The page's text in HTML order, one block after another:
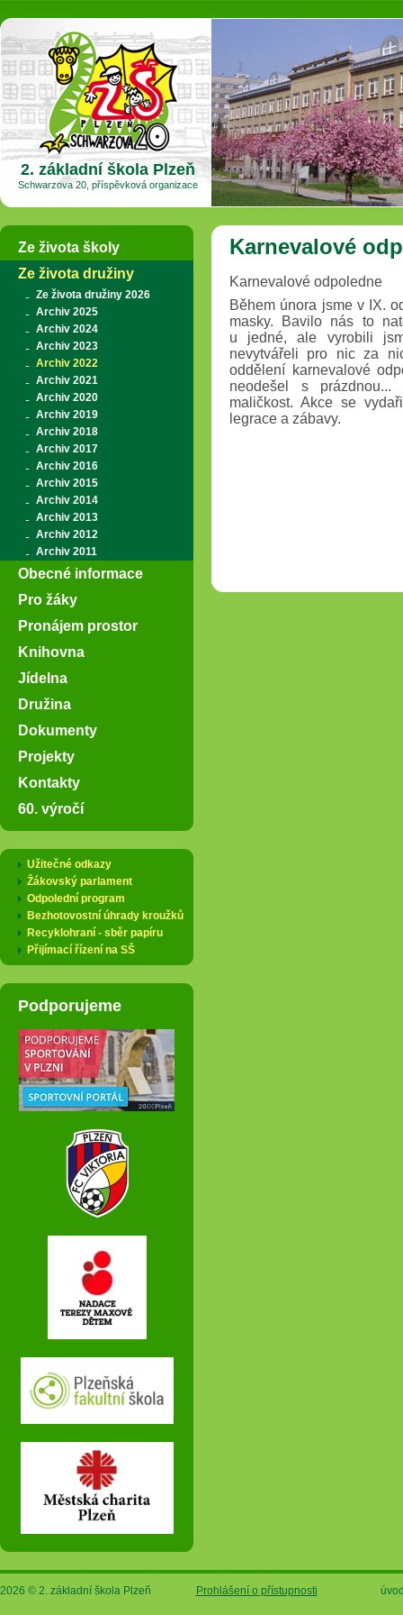
2. základní škola Plzeň
Schwarzova 20, příspěvková organizace
Karnevalové
Karnevalové odpoledne
Během února jsme v IX.
masky. Bavilo nás to
u jedné, ale vyrobili
nevytvářeli pro nic za
oddělení karnevalové
neodešel s
maličkost. Akce se
legrace a zábavy.
Ze života školy
Ze života družiny
Ze života družiny 2026
Archiv 2025
Archiv 2024
Archiv 2023
Archiv 2022
Archiv 2021
Archiv 2020
Archiv 2019
Archiv 2018
Archiv 2017
Archiv 2016
Archiv 2015
Archiv 2014
Archiv 2013
Archiv 2012
Archiv 2011
Obecné informace
Pro žáky
Pronájem prostor
Knihovna
Jídelna
Družina
Dokumenty
Projekty
Kontakty
60. výročí
Užitečné odkazy
Žákovský parlament
Odpolední program
Bezhotovostní úhrady kroužků
Recyklohraní - sběr papíru
Přijímací řízení na SŠ
Podporujeme
2026 © 2. základní škola Plzeň Prohlášení o přístupnosti